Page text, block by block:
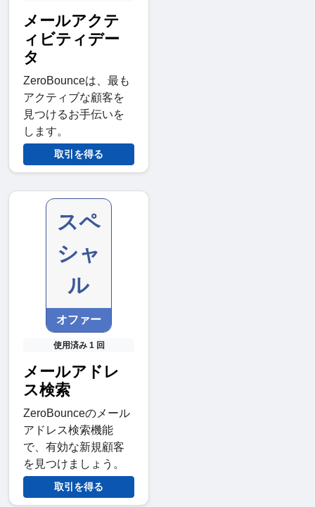
メールアクテ
ィビティデー
タ
ZeroBounceは、最も
アクティブな顧客を
見つけるお手伝いを
します。
取引を得る
スペ
シャ
ル
オファー
使用済み 1 回
メールアドレ
ス検索
ZeroBounceのメール
アドレス検索機能
で、有効な新規顧客
を見つけましょう。
取引を得る